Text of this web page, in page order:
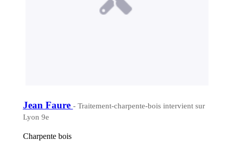
Jean Faure - Traitement-charpente-bois intervient sur
Lyon 9e
Charpente bois